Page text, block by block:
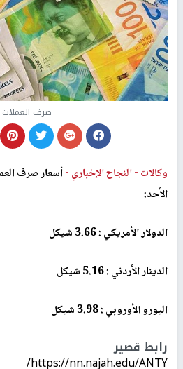
صرف العملات
وكالات -النجاح الإخباري -أسعار صرف
الأحد:
الدولار الأمريكي : 3.66 شيكل
الدينار الأردني : 5.16 شيكل
اليورو الأوروبي : 3.98 شيكل
رابط قصير
https://nn.najah.edu/ANTY/